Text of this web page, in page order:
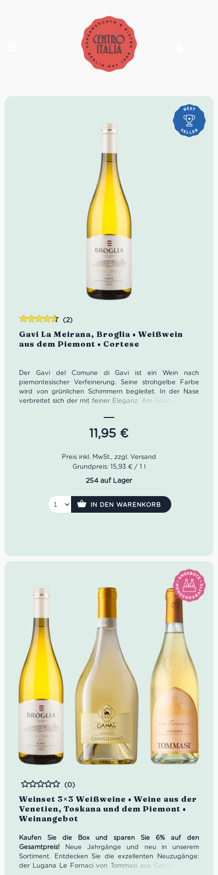
Gavi La Meirana, Broglia • Weißwein
aus dem Piemont • Cortese
(2)
Der Gavi del Comune di Gavi ist ein Wein nach
piemontesischer Verfeinerung. Seine strohgelbe Farbe
wird von grünlichen Schimmern begleitet. In der Nase
verbreitet sich der mit feiner Eleganz. Am Gaumen zeigt
Farbe: Strohgelb mit grünlichen Reflexion
Geruch: Blüten- Noten und weißfleischige Früchte
Idealer Versandkarton: 21 Flaschen
11,95 €
mit4.50
von 5
Grundpreis: 15,93 € / 1 l
254 auf Lager
IN DEN WARENKORB
Weinset 3×3 Weißweine • Weine aus der
Venetien, Toskana und dem Piemont •
Weinangebot
Bewertet
(0)
Kaufen Sie die Box und sparen Sie 6% auf den
Gesamtpreis! Neue Jahrgänge und neu in unserem
Sortiment. Entdecken Sie die exzellenten Neuzugänge:
der Lugana Le Fornaci von Tommasi aus Gardasee; der